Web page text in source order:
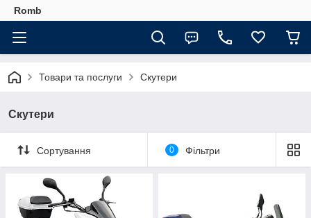
Romb
Товари та послуги Скутери
Скутери
Сортування 0 Фільтри